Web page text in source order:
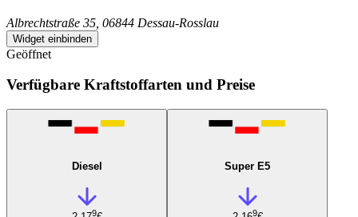
Albrechtstraße 35, 06844 Dessau-Rosslau
Widget einbinden
Geöffnet
Verfügbare Kraftstoffarten und Preise
Diesel
9
Super E5
9